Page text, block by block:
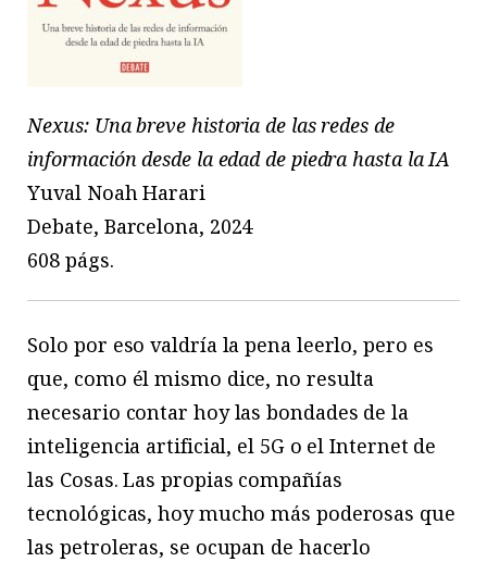
Nexus: Una breve historia de las redes de
información desde la edad de piedra hasta la IA
Yuval Noah Harari
Debate, Barcelona, 2024
608 págs.
Solo por eso valdría la pena leerlo, pero es
que, como él mismo dice, no resulta
necesario contar hoy las bondades de la
inteligencia artificial, el 5G o el Internet de
las Cosas. Las propias compañías
tecnológicas, hoy mucho más poderosas que
las petroleras, se ocupan de hacerlo